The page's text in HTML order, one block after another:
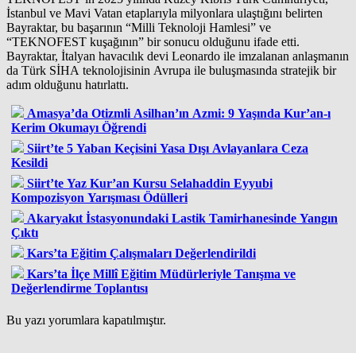
İstanbul ve Mavi Vatan etaplarıyla milyonlara ulaştığını belirten
Bayraktar, bu başarının “Milli Teknoloji Hamlesi” ve
“TEKNOFEST kuşağının” bir sonucu olduğunu ifade etti.
Bayraktar, İtalyan havacılık devi Leonardo ile imzalanan anlaşmanın
da Türk SİHA teknolojisinin Avrupa ile buluşmasında stratejik bir
adım olduğunu hatırlattı.
Amasya’da Otizmli Asilhan’ın Azmi: 9 Yaşında Kur’an-ı
Kerim Okumayı Öğrendi
Siirt’te 5 Yaban Keçisini Yasa Dışı Avlayanlara Ceza
Kesildi
Siirt’te Yaz Kur’an Kursu Selahaddin Eyyubi
Kompozisyon Yarışması Ödülleri
Akaryakıt İstasyonundaki Lastik Tamirhanesinde Yangın
Çıktı
Kars’ta Eğitim Çalışmaları Değerlendirildi
Kars’ta İlçe Millî Eğitim Müdürleriyle Tanışma ve
Değerlendirme Toplantısı
Bu yazı yorumlara kapatılmıştır.